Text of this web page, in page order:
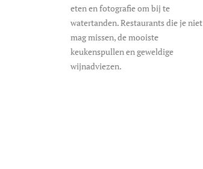
eten en fotografie om bij te
watertanden. Restaurants die je niet
mag missen, de mooiste
keukenspullen en geweldige
wijnadviezen.